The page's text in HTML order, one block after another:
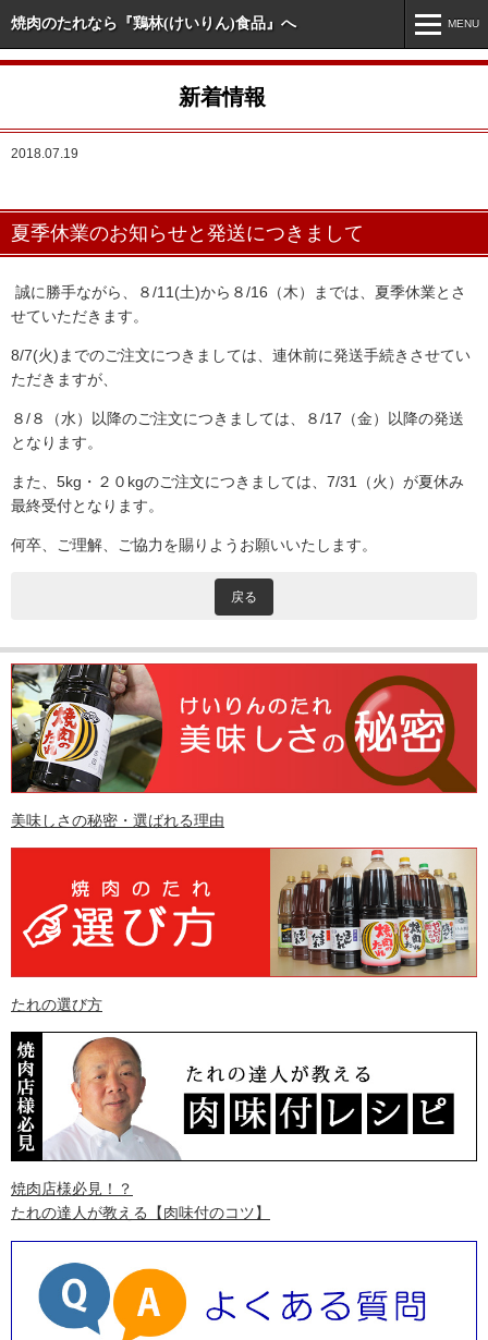
焼肉のたれなら『鶏林(けいりん)食品』へ MENU
MENU
新着情報
業務用商品情報
オリジナル・特注商品
お問い合わせ
新着情報
2018.07.19
夏季休業のお知らせと発送につきまして
誠に勝手ながら、８/11(土)から８/16（木）までは、夏季休業とさ
せていただきます。
8/7(火)までのご注文につきましては、連休前に発送手続きさせてい
ただきますが、
８/８（水）以降のご注文につきましては、８/17（金）以降の発送
となります。
また、5kg・２０kgのご注文につきましては、7/31（火）が夏休み
最終受付となります。
何卒、ご理解、ご協力を賜りようお願いいたします。
戻る
美味しさの秘密・選ばれる理由
たれの選び方
焼肉店様必見！？
たれの達人が教える
【肉味付のコツ】